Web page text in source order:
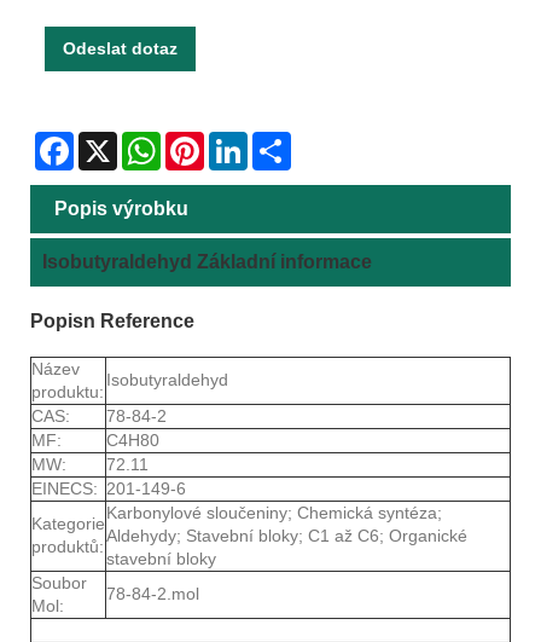
Odeslat dotaz
Facebook
X WhatsAppPinterestLinkedIn
Popis výrobku
Isobutyraldehyd Základní informace
Popisn Reference
Název
produktu:
Isobutyraldehyd
CAS:
78-84-2
MF:
C4H80
MW:
72.11
EINECS: 201-149-6
Kategorie
produktů:
Karbonylové sloučeniny; Chemická syntéza;
Aldehydy; Stavební bloky; C1 až C6; Organické
stavební bloky
Soubor
Mol:
78-84-2.mol